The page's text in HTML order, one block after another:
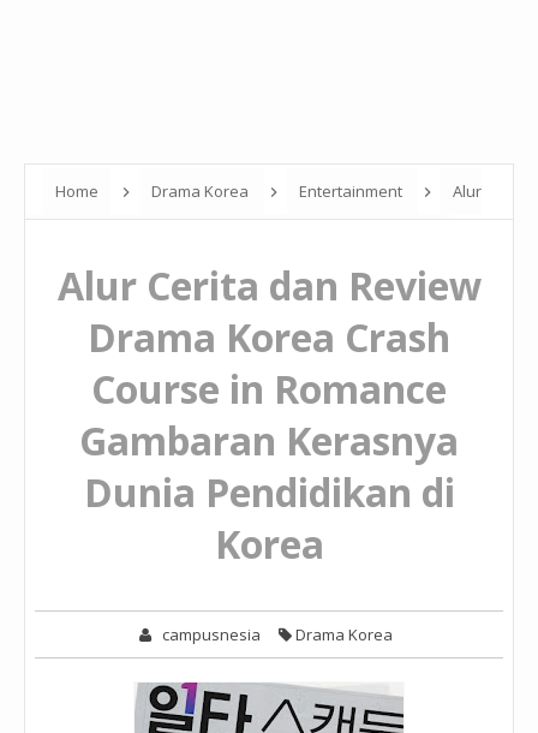
Home Drama Korea Entertainment Alur
Gambaran Kerasnya Dunia Pendidikan di Korea
Alur Cerita dan Review
Drama Korea Crash
Course in Romance
Gambaran Kerasnya
Dunia Pendidikan di
Korea
campusnesia Drama Korea